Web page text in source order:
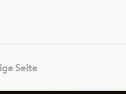
Seite